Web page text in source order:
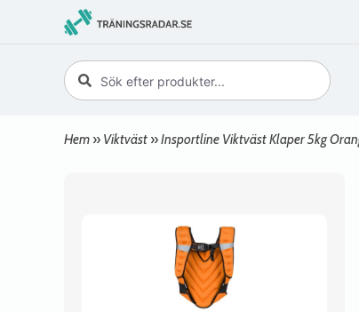
Hem » Viktväst »Insportline Viktväst Klaper 5kg